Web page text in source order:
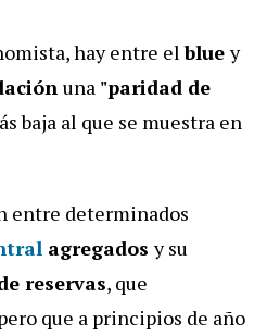
hay entre elbluey
una "paridad de
baja al que se muestra en
entre determinados
agregadosy su
reservas, que
que a principios de año